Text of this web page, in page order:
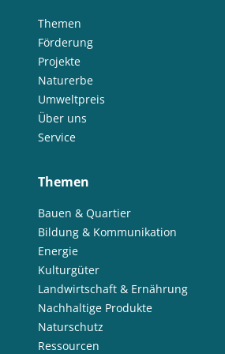
Themen
Förderung
Projekte
Naturerbe
Umweltpreis
Über uns
Service
Themen
Bauen & Quartier
Bildung & Kommunikation
Energie
Kulturgüter
Landwirtschaft & Ernährung
Nachhaltige Produkte
Naturschutz
Ressourcen